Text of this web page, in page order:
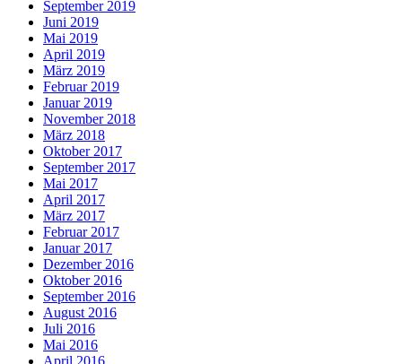
September 2019
Juni 2019
Mai 2019
April 2019
März 2019
Februar 2019
Januar 2019
November 2018
März 2018
Oktober 2017
September 2017
Mai 2017
April 2017
März 2017
Februar 2017
Januar 2017
Dezember 2016
Oktober 2016
September 2016
August 2016
Juli 2016
Mai 2016
April 2016